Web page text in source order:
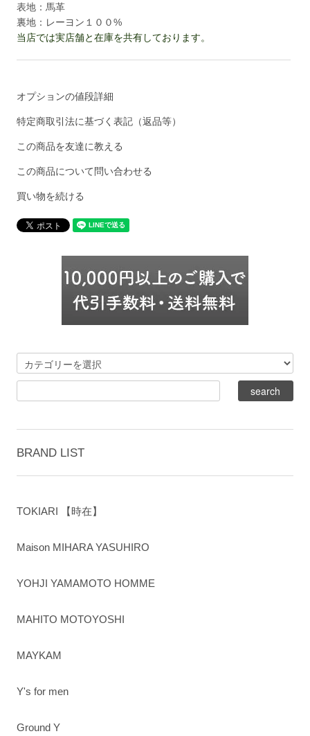
表地：馬革
裏地：レーヨン１００%
当店では実店舗と在庫を共有しております。
オプションの値段詳細
特定商取引法に基づく表記（返品等）
この商品を友達に教える
この商品について問い合わせる
買い物を続ける
BRAND LIST
TOKIARI 【時在】
Maison MIHARA YASUHIRO
YOHJI YAMAMOTO HOMME
MAHITO MOTOYOSHI
MAYKAM
Y's for men
Ground Y